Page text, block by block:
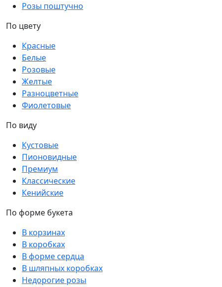
Розы поштучно
По цвету
Красные
Белые
Розовые
Желтые
Разноцветные
Фиолетовые
По виду
Кустовые
Пионовидные
Премиум
Классические
Кенийские
По форме букета
В корзинах
В коробках
В форме сердца
В шляпных коробках
Недорогие розы